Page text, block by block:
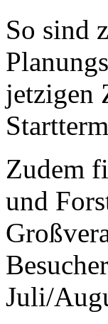
So sind
jetzigen
Zudem
und
Juli/